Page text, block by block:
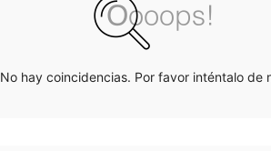
No hay coincidencias. Por favor inténtalo de